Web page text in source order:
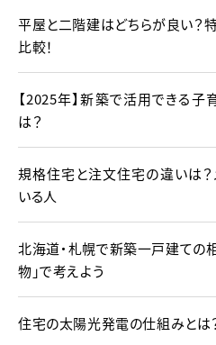
平屋と二階建はどちらが良い？特
比較！
【2025年】新築で活用できる
は？
規格住宅と注文住宅の違いは？
いる人
北海道・札幌で新築一戸建ての
物」で考えよう
住宅の太陽光発電の仕組みとは